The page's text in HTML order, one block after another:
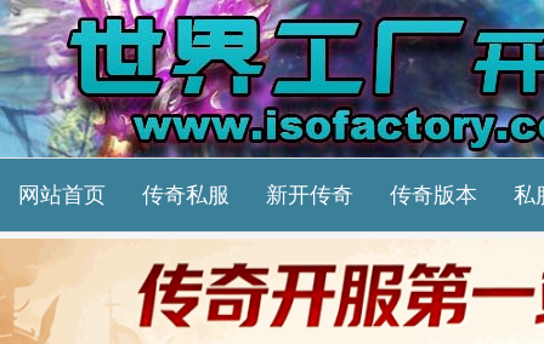
网站首页 传奇私服 新开传奇 传奇版本 私